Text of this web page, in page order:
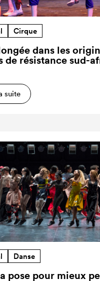
Cirque
dans les
de résistance sud-
suite
Danse
pose pour mieux